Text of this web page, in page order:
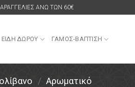
ΑΝΩ ΤΩΝ 60€
ΕΙΔΗ ΔΩΡΟΥ ΓΑΜΟΣ-ΒΑΠΤΙΣΗ
/ Αρωματικό